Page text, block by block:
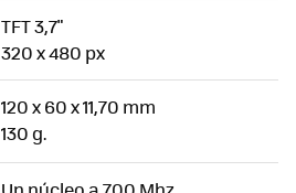
TFT 3,7"
320 x 480 px
120 x 60 x 11,70 mm
130 g.